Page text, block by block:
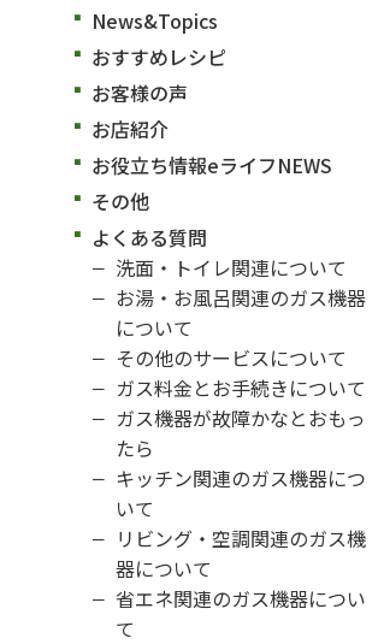
News&Topics
おすすめレシピ
お客様の声
お店紹介
お役立ち情報eライフNEWS
その他
よくある質問
洗面・トイレ関連について
お湯・お風呂関連のガス機器
について
その他のサービスについて
ガス料金とお手続きについて
ガス機器が故障かなとおもっ
たら
キッチン関連のガス機器につ
いて
リビング・空調関連のガス機
器について
省エネ関連のガス機器につい
て